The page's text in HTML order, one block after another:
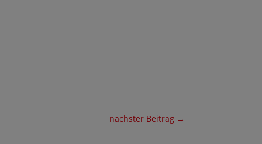
nächster Beitrag →